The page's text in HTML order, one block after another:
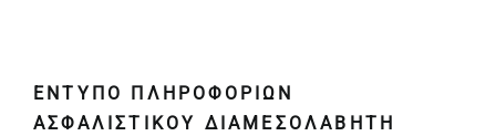
ΕΝΤΥΠΟ ΠΛΗΡΟΦΟΡΙΩΝ
ΑΣΦΑΛΙΣΤΙΚΟΥ ΔΙΑΜΕΣΟΛΑΒΗΤΗ